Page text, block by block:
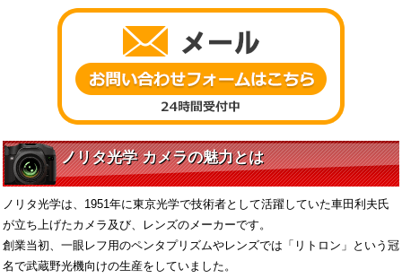
ノリタ光学 カメラの魅力とは
ノリタ光学は、1951年に東京光学で技術者として活躍していた車田利夫氏
が立ち上げたカメラ及び、レンズのメーカーです。
創業当初、一眼レフ用のペンタプリズムやレンズでは「リトロン」という冠
名で武蔵野光機向けの生産をしていました。